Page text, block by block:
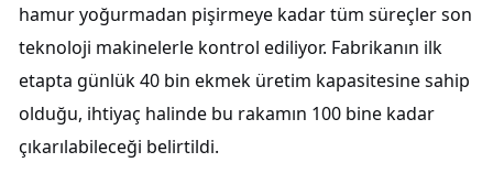
hamur yoğurmadan pişirmeye kadar tüm süreçler son
teknoloji makinelerle kontrol ediliyor. Fabrikanın ilk
etapta günlük 40 bin ekmek üretim kapasitesine sahip
olduğu, ihtiyaç halinde bu rakamın 100 bine kadar
çıkarılabileceği belirtildi.